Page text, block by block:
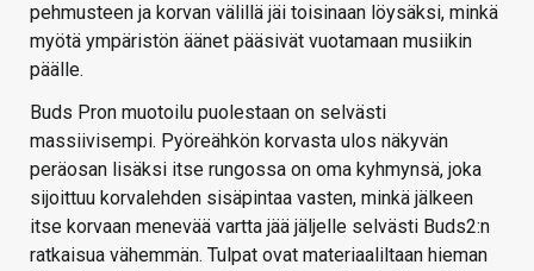
pehmusteen ja korvan välillä jäi toisinaan löysäksi, minkä
myötä ympäristön äänet pääsivät vuotamaan musiikin
päälle.
Buds Pron muotoilu puolestaan on selvästi
massiivisempi. Pyöreähkön korvasta ulos näkyvän
peräosan lisäksi itse rungossa on oma kyhmynsä, joka
sijoittuu korvalehden sisäpintaa vasten, minkä jälkeen
itse korvaan menevää vartta jää jäljelle selvästi Buds2:n
ratkaisua vähemmän. Tulpat ovat materiaaliltaan hieman